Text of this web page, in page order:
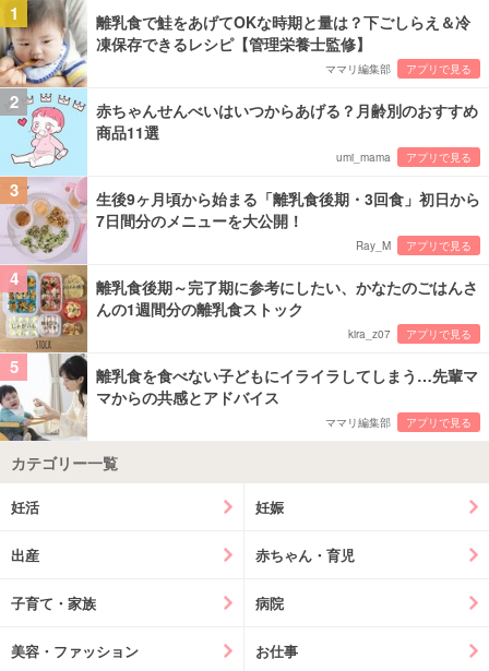
1
離乳食で鮭をあげてOKな時期と量は？下ごしらえ＆冷
凍保存できるレシピ【管理栄養士監修】
ママリ編集部 アプリで見る
2
赤ちゃんせんべいはいつからあげる？月齢別のおすすめ
商品11選
umi_mama アプリで見る
3
生後9ヶ月頃から始まる「離乳食後期・3回食」初日から
7日間分のメニューを大公開！
Ray_M アプリで見る
4
離乳食後期～完了期に参考にしたい、かなたのごはんさ
んの1週間分の離乳食ストック
kira_z07 アプリで見る
5
離乳食を食べない子どもにイライラしてしまう…先輩マ
マからの共感とアドバイス
ママリ編集部 アプリで見る
カテゴリー一覧
妊活 妊娠
出産 赤ちゃん・育児
子育て・家族 病院
美容・ファッション お仕事